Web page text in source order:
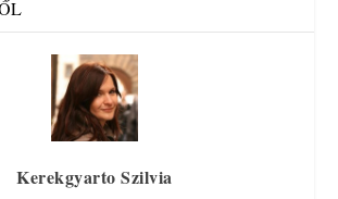
Kerekgyarto Szilvia